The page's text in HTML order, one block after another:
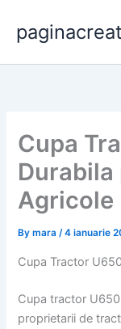
content
Cupa
Agricole
Bymara/4 ianuarie
Cupa Tractor
Cupa tractor
proprietarii de